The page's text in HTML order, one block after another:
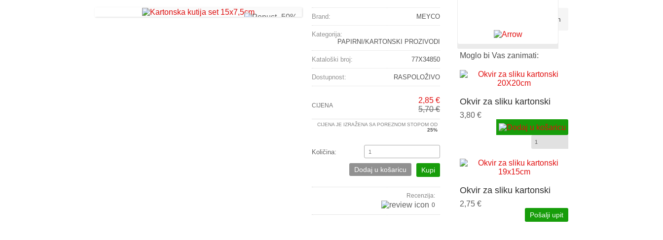
Brand: MEYCO
Kategorija:
PAPIRNI/KARTONSKI PROZIVODI
Kataloški broj: 77X34850
Dostupnost: RASPOLOŽIVO
CIJENA
2,85 €
5,70 €
CIJENA JE IZRAŽENA SA POREZNOM STOPOM OD
25%
Količina:
Kupi
Dodaj u košaricu
Recenzija:
0
Kartonska kutija set 15x7,5cm
Moglo bi Vas zanimati:
Okvir za sliku kartonski
20X20cm
3,80 €
Okvir za sliku kartonski
19x15cm
2,75 €
Pošalji upit